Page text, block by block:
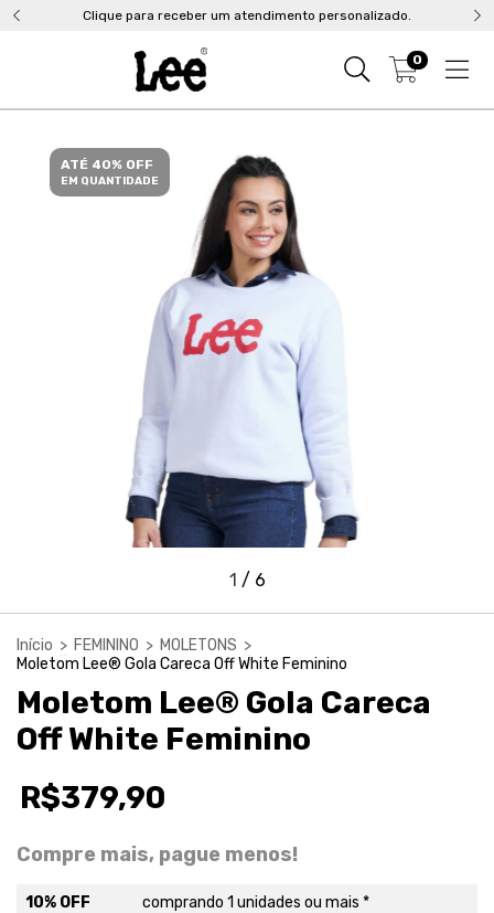
Clique para receber um atendimento personalizado.
0
ATÉ 40% OFF
EM QUANTIDADE
1 / 6
Início > FEMININO > MOLETONS >
Moletom Lee® Gola Careca Off White Feminino
Moletom Lee® Gola Careca
Off White Feminino
R$379,90
Compre mais, pague menos!
10% OFF
comprando 1 unidades ou mais *